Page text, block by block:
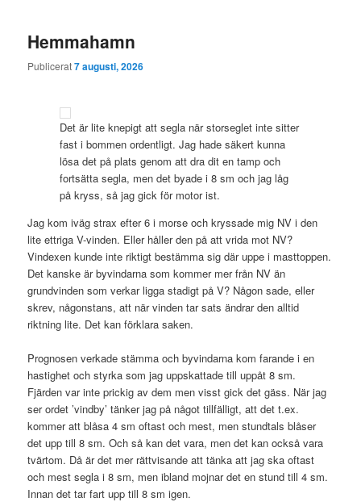
Hemmahamn
Publicerat7 augusti, 2026
Det är lite knepigt att segla när storseglet inte sitter
fast i bommen ordentligt. Jag hade säkert kunna
lösa det på plats genom att dra dit en tamp och
fortsätta segla, men det byade i 8 sm och jag låg
på kryss, så jag gick för motor ist.
Jag kom iväg strax efter 6 i morse och kryssade mig NV i den
lite ettriga V-vinden. Eller håller den på att vrida mot NV?
Vindexen kunde inte riktigt bestämma sig där uppe i masttoppen.
Det kanske är byvindarna som kommer mer från NV än
grundvinden som verkar ligga stadigt på V? Någon sade, eller
skrev, någonstans, att när vinden tar sats ändrar den alltid
riktning lite. Det kan förklara saken.
Prognosen verkade stämma och byvindarna kom farande i en
hastighet och styrka som jag uppskattade till uppåt 8 sm.
Fjärden var inte prickig av dem men visst gick det gäss. När jag
ser ordet ’vindby’ tänker jag på något tillfälligt, att det t.ex.
kommer att blåsa 4 sm oftast och mest, men stundtals blåser
det upp till 8 sm. Och så kan det vara, men det kan också vara
tvärtom. Då är det mer rättvisande att tänka att jag ska oftast
och mest segla i 8 sm, men ibland mojnar det en stund till 4 sm.
Innan det tar fart upp till 8 sm igen.